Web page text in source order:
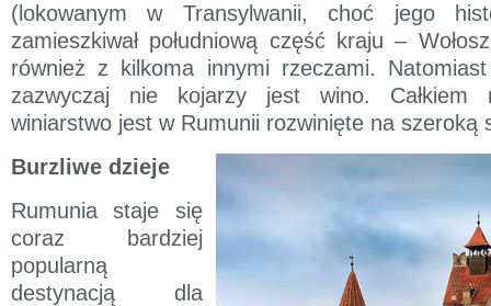
(lokowanym w Transylwanii, choć jego
zamieszkiwał południową część kraju –
również z kilkoma innymi rzeczami.
zazwyczaj nie kojarzy jest wino. Całkiem
winiarstwo jest w Rumunii rozwinięte na szeroką
Burzliwe dzieje
Rumunia staje się
coraz bardziej
popularną
destynacją dla